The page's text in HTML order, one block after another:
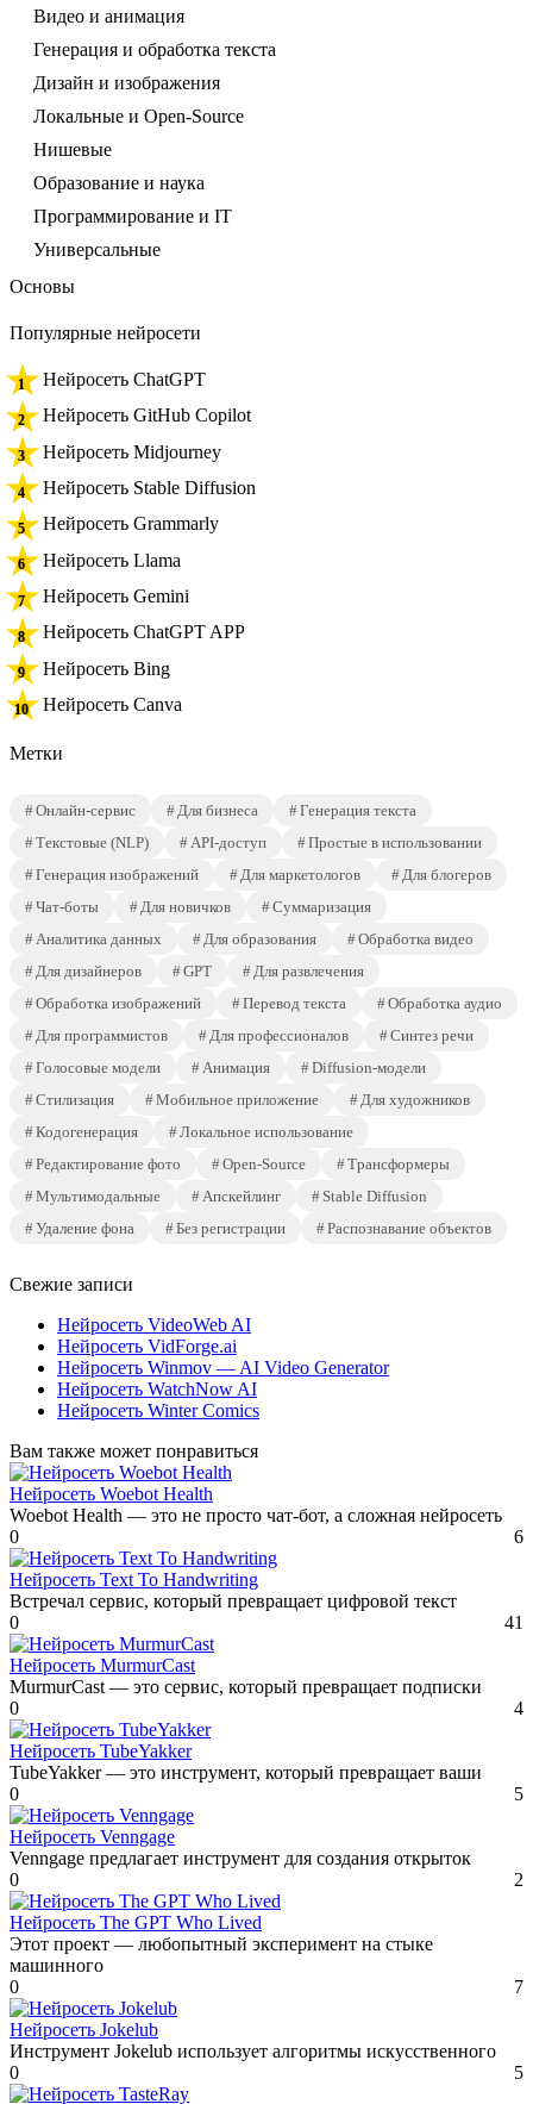
Видео и анимация
Генерация и обработка текста
Дизайн и изображения
Локальные и Open-Source
Нишевые
Образование и наука
Программирование и IT
Универсальные
Основы
Популярные нейросети
Нейросеть ChatGPT
Нейросеть GitHub Copilot
Нейросеть Midjourney
Нейросеть Stable Diffusion
Нейросеть Grammarly
Нейросеть Llama
Нейросеть Gemini
Нейросеть ChatGPT APP
Нейросеть Bing
Нейросеть Canva
Метки
Онлайн-сервис Для бизнеса
Генерация текста
Текстовые (NLP)
API-доступ
Простые в использовании
Генерация изображений
Для маркетологов
Для блогеров
Чат-боты
Для новичков
Суммаризация
Аналитика данных
Для образования
Обработка видео
Для дизайнеров
GPT
Для развлечения
Обработка изображений
Перевод текста
Обработка аудио
Для программистов
Для профессионалов
Синтез речи
Голосовые модели
Анимация
Diffusion-модели
Стилизация
Мобильное приложение
Для художников
Кодогенерация
Локальное использование
Редактирование фото
Open-Source
Трансформеры
Мультимодальные
Апскейлинг
Stable Diffusion
Удаление фона
Без регистрации Распознавание объектов
Свежие записи
Нейросеть VideoWeb AI
Нейросеть VidForge.ai
Нейросеть Winmov — AI Video Generator
Нейросеть WatchNow AI
Нейросеть Winter Comics
Вам также может понравиться
Нейросеть Woebot Health
Woebot Health — это не просто чат-бот, а сложная нейросеть
0
6
Нейросеть Text To Handwriting
Встречал сервис, который превращает цифровой текст
0
41
Нейросеть MurmurCast
MurmurCast — это сервис, который превращает подписки
0
4
Нейросеть TubeYakker
TubeYakker — это инструмент, который превращает ваши
0
5
Нейросеть Venngage
Venngage предлагает инструмент для создания открыток
0
2
Нейросеть The GPT Who Lived
Этот проект — любопытный эксперимент на стыке
машинного
0
7
Нейросеть Jokelub
Инструмент Jokelub использует алгоритмы искусственного
0
5